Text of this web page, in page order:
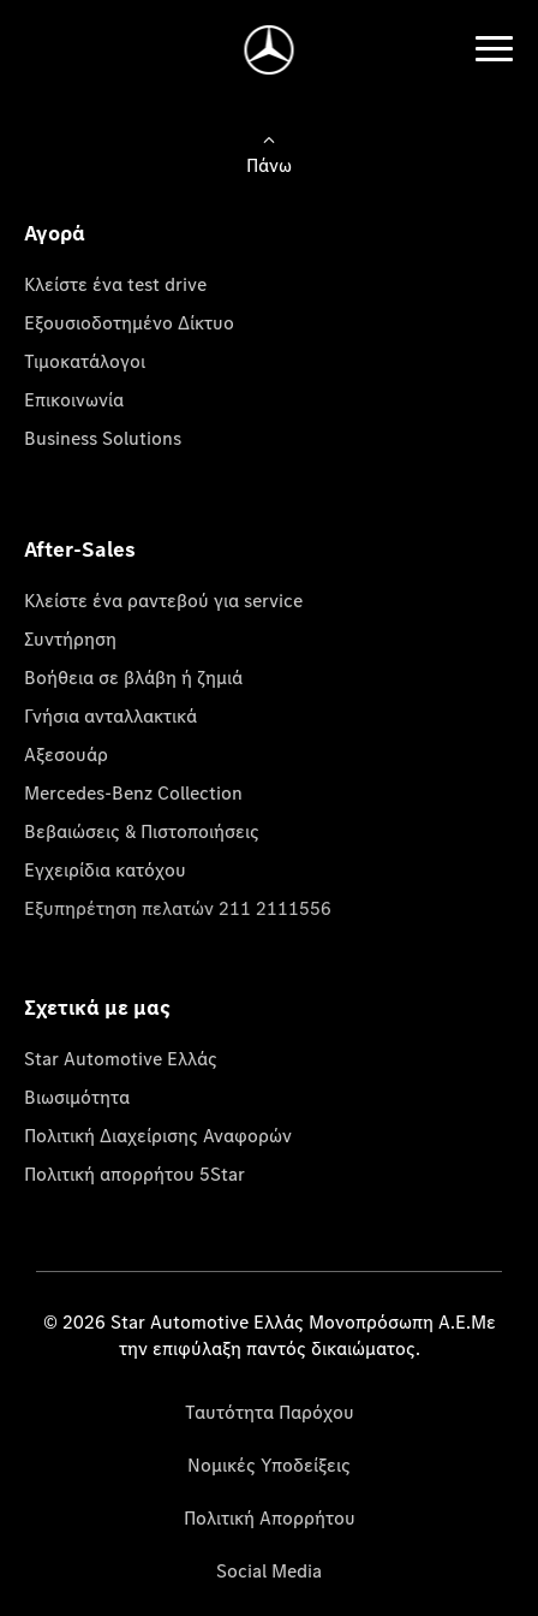
Πάνω
Αγορά
Κλείστε ένα test drive
Εξουσιοδοτημένο Δίκτυο
Τιμοκατάλογοι
Επικοινωνία
Business Solutions
After-Sales
Κλείστε ένα ραντεβού για service
Συντήρηση
Βοήθεια σε βλάβη ή ζημιά
Γνήσια ανταλλακτικά
Αξεσουάρ
Mercedes-Benz Collection
Βεβαιώσεις & Πιστοποιήσεις
Εγχειρίδια κατόχου
Εξυπηρέτηση πελατών 211 2111556
Σχετικά με μας
Star Automotive Ελλάς
Βιωσιμότητα
Πολιτική Διαχείρισης Αναφορών
Πολιτική απορρήτου 5Star
© 2026 Star Automotive Ελλάς Μονοπρόσωπη Α.Ε.Με
την επιφύλαξη παντός δικαιώματος.
Ταυτότητα Παρόχου
Νομικές Υποδείξεις
Πολιτική Απορρήτου
Social Media